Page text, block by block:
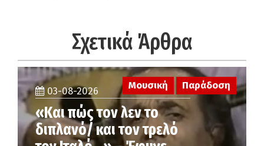
Σχετικά Άρθρα
Μουσική Παράδοση
03-08-2026
«Και πώς τον λεν το
διπλανό/ και τον τρελό